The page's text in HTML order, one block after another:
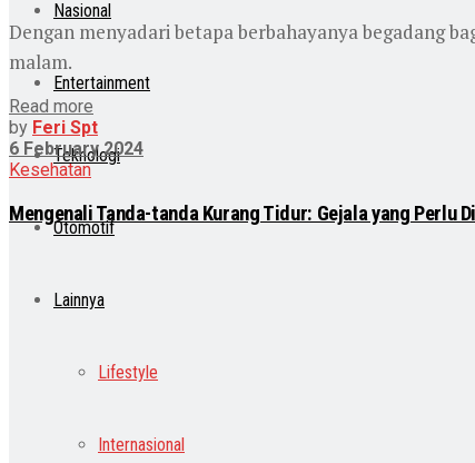
Nasional
Entertainment
Teknologi
Otomotif
Lainnya
Lifestyle
Internasional
Dengan menyadari betapa berbahayanya begadang
malam.
Read more
by Feri Spt
6 February 2024
Kesehatan
Mengenali Tanda-tanda Kurang Tidur: Gejala yang Perlu